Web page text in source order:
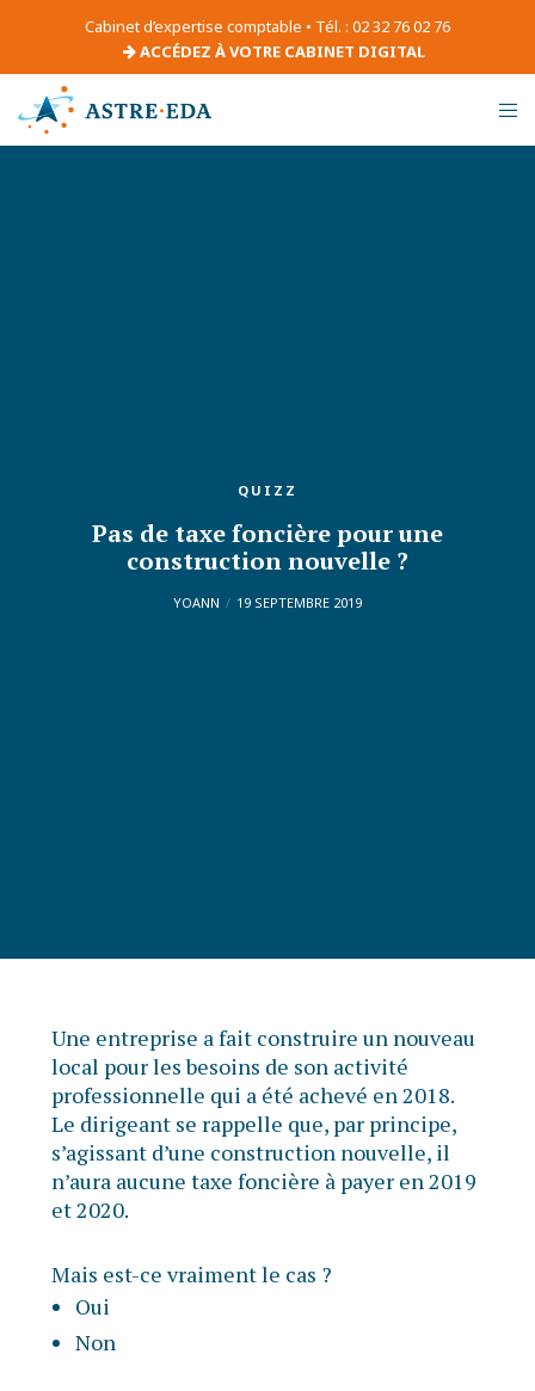
Cabinet d’expertise comptable • Tél. : 02 32 76 02 76
ACCÉDEZ À VOTRE CABINET DIGITAL
QUIZZ
Pas de taxe foncière pour une
construction nouvelle ?
YOANN 19 SEPTEMBRE 2019
Une entreprise a fait construire un nouveau
local pour les besoins de son activité
professionnelle qui a été achevé en 2018.
Le dirigeant se rappelle que, par principe,
s’agissant d’une construction nouvelle, il
n’aura aucune taxe foncière à payer en 2019
et 2020.
Mais est-ce vraiment le cas ?
Oui
Non